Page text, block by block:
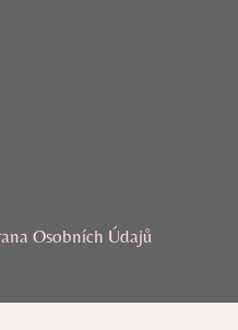
Osobních Údajů